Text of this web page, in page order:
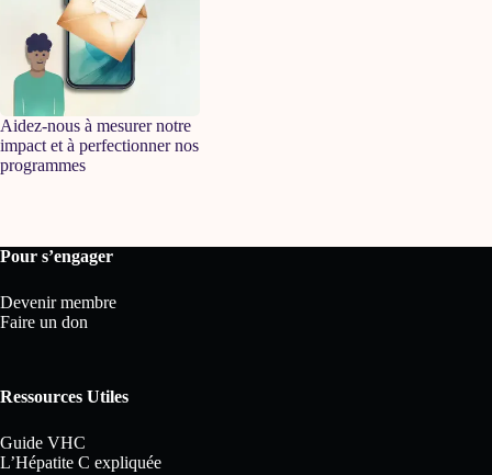
Aidez-nous à mesurer notre
impact et à perfectionner nos
programmes
Pour s’engager
Devenir membre
Faire un don
Ressources Utiles
Guide VHC
L’Hépatite C expliquée